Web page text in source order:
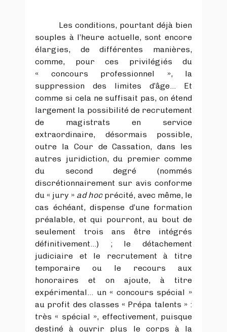
Les conditions, pourtant déjà bien
souples à l’heure actuelle, sont encore
élargies, de différentes manières,
comme, pour ces privilégiés du
« concours professionnel », la
suppression des limites d’âge… Et
comme si cela ne suffisait pas, on étend
largement la possibilité de recrutement
de magistrats en service
extraordinaire, désormais possible,
outre la Cour de Cassation, dans les
autres juridiction, du premier comme
du second degré (nommés
discrétionnairement sur avis conforme
du « jury » ad hocprécité, avec même, le
cas échéant, dispense d’une formation
préalable, et qui pourront, au bout de
seulement trois ans être intégrés
définitivement…) ; le détachement
judiciaire et le recrutement à titre
temporaire ou le recours aux
honoraires et on ajoute, à titre
expérimental… un « concours spécial »
au profit des classes « Prépa talents » :
très « spécial », effectivement, puisque
destiné à ouvrir plus le corps à la